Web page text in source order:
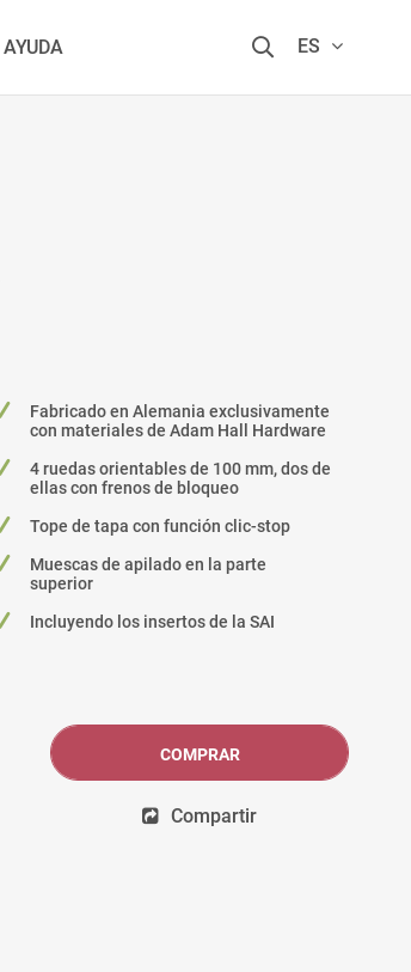
AYUDA ES
Fabricado en Alemania exclusivamente
con materiales de Adam Hall Hardware
4 ruedas orientables de 100 mm, dos de
ellas con frenos de bloqueo
Tope de tapa con función clic-stop
Muescas de apilado en la parte
superior
Incluyendo los insertos de la SAI
COMPRAR
Compartir